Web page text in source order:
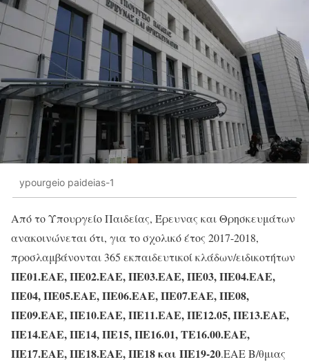
ypourgeio paideias-1
Από το Υπουργείο Παιδείας, Έρευνας και Θρησκευμάτων
ανακοινώνεται ότι, για το σχολικό έτος 2017-2018,
προσλαμβάνονται 365 εκπαιδευτικοί κλάδων/ειδικοτήτων
ΠΕ01.ΕΑΕ, ΠΕ02.ΕΑΕ, ΠΕ03.ΕΑΕ, ΠΕ03, ΠΕ04.ΕΑΕ,
ΠΕ04, ΠΕ05.ΕΑΕ, ΠΕ06.ΕΑΕ, ΠΕ07.ΕΑΕ, ΠΕ08,
ΠΕ09.ΕΑΕ, ΠΕ10.ΕΑΕ, ΠΕ11.ΕΑΕ, ΠΕ12.05, ΠΕ13.ΕΑΕ,
ΠΕ14.ΕΑΕ, ΠΕ14, ΠΕ15, ΠΕ16.01, ΤΕ16.00.ΕΑΕ,
ΠΕ17.ΕΑΕ, ΠΕ18.ΕΑΕ, ΠΕ18 και ΠΕ19-20.ΕΑΕ Β/θμιας